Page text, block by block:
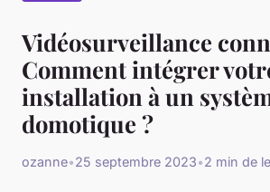
Vidéosurveillance
Comment intégrer
installation à un
domotique ?
ozanne•25 septembre 2023•2 min de